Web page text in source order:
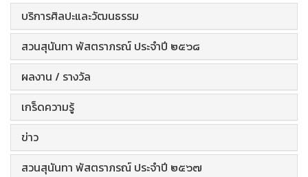
บริการศิลปะและวัฒนธรรม
สวนสุนันทา พัสตราภรณ์ ประจำปี ๒๕๖๘
ผลงาน / รางวัล
เกร็ดความรู้
ข่าว
สวนสุนันทา พัสตราภรณ์ ประจำปี ๒๕๖๗